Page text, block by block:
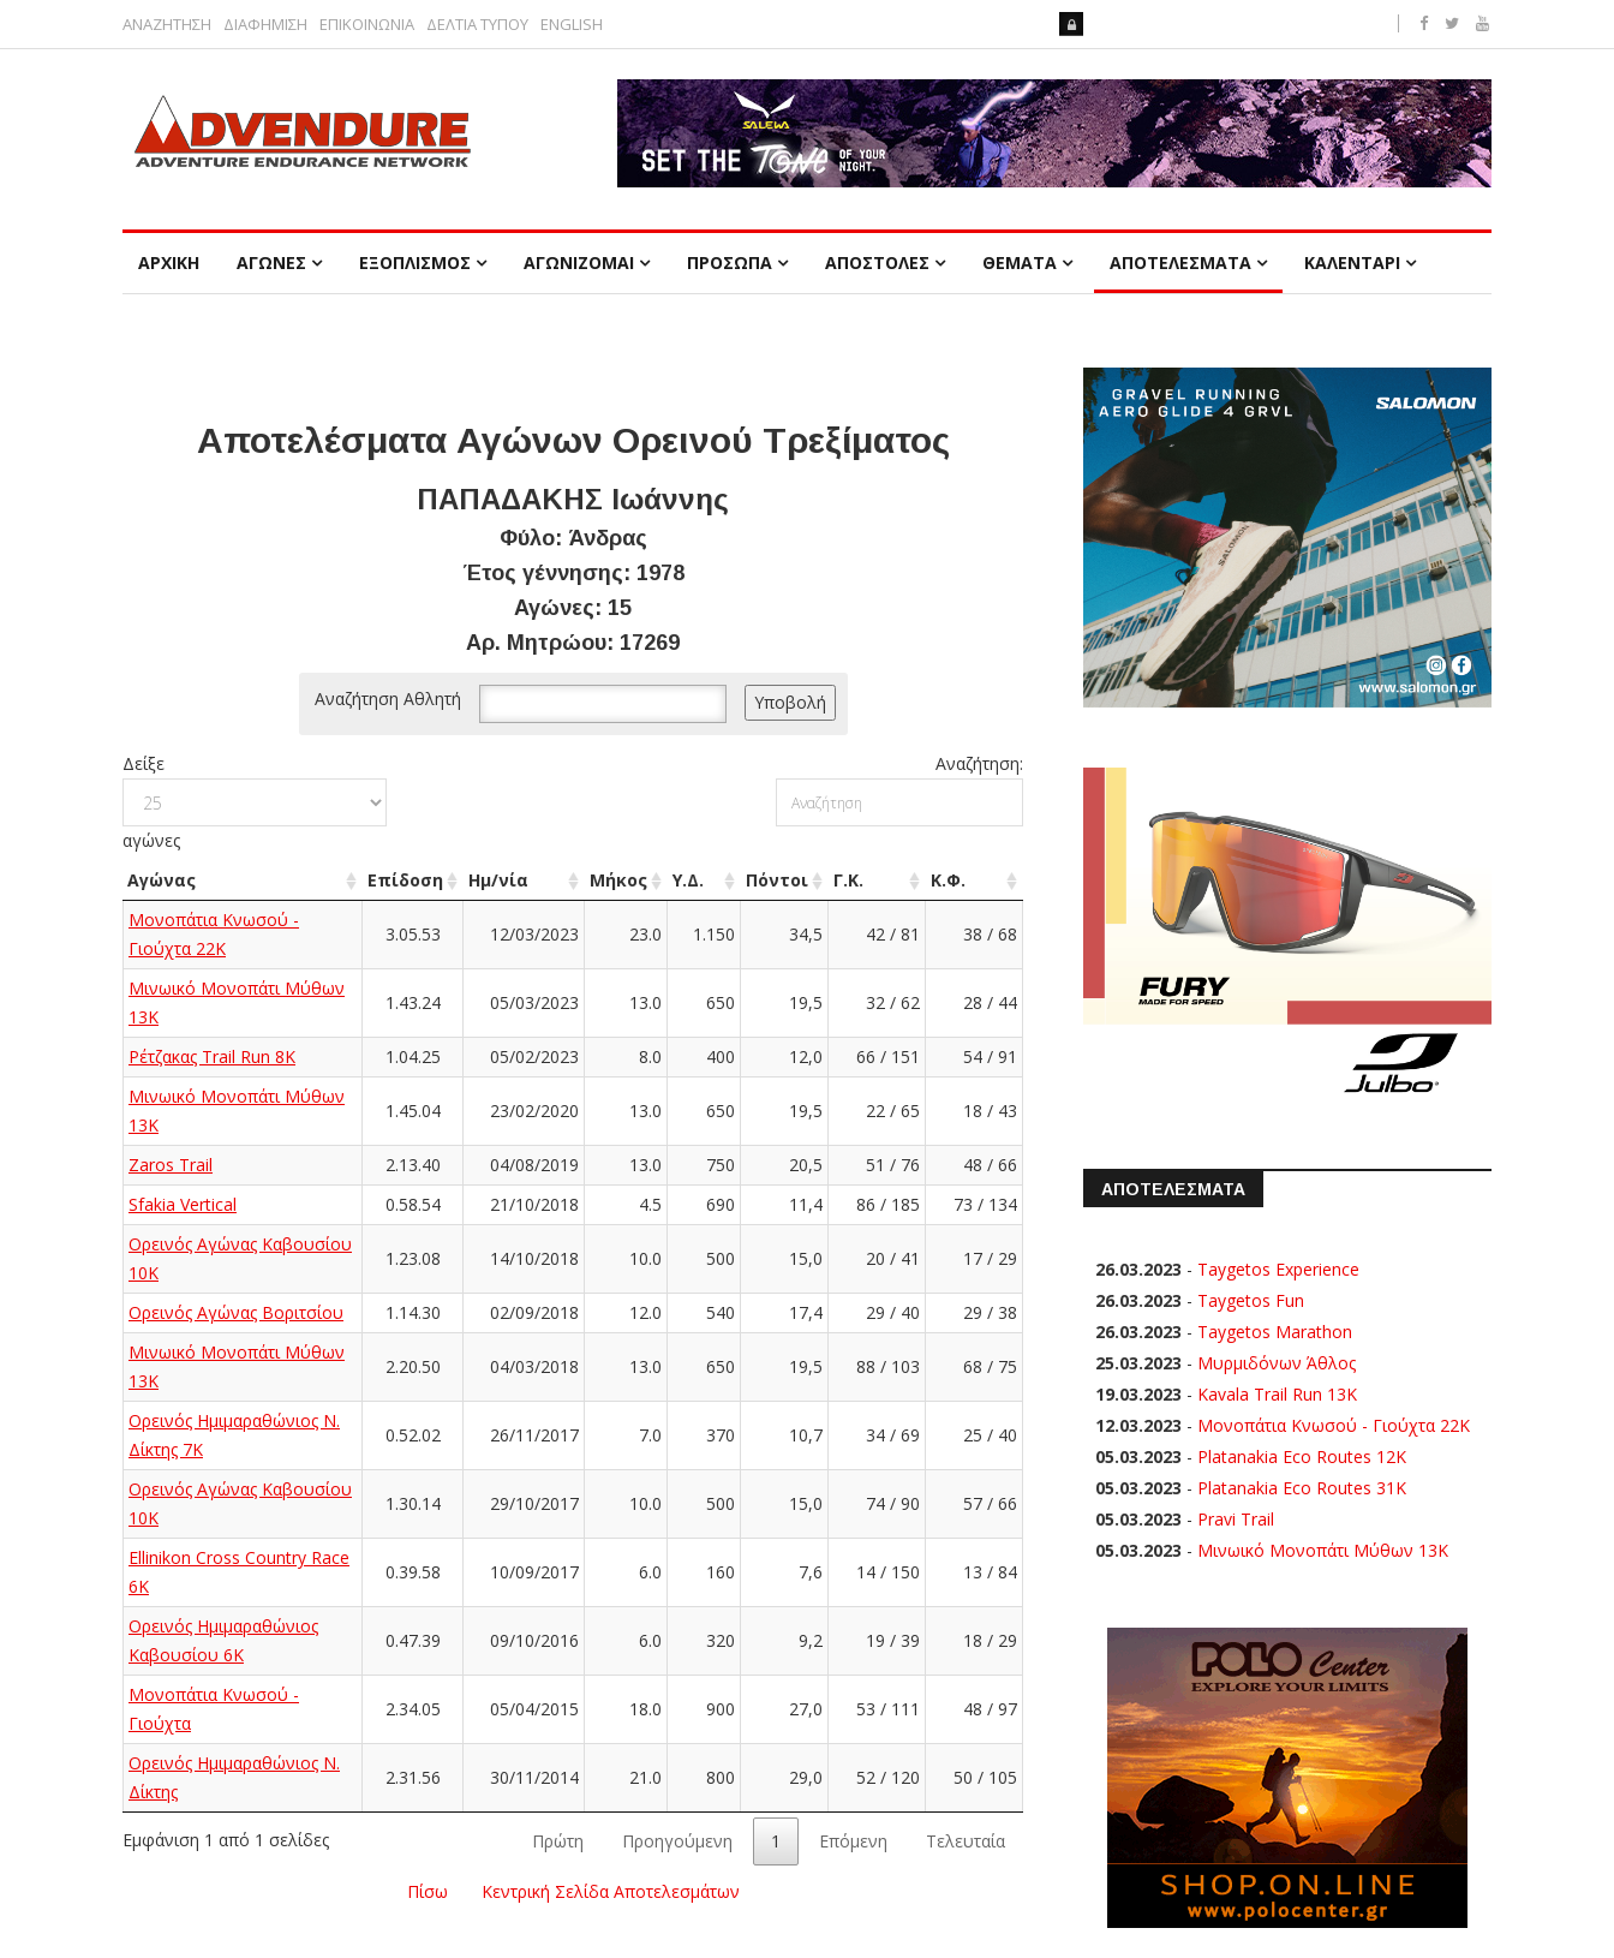
ΑΝΑΖΗΤΗΣΗ ΔΙΑΦΗΜΙΣΗ ΕΠΙΚΟΙΝΩΝΙΑ ΔΕΛΤΙΑ ΤΥΠΟΥ ENGLISH
ΑΡΧΙΚΗ ΑΓΩΝΕΣ ΕΞΟΠΛΙΣΜΟΣ ΑΓΩΝΙΖΟΜΑΙ ΠΡΟΣΩΠΑ ΑΠΟΣΤΟΛΕΣ ΘΕΜΑΤΑ ΑΠΟΤΕΛΕΣΜΑΤΑ ΚΑΛΕΝΤΑΡΙ
Αποτελέσματα Αγώνων Ορεινού Τρεξίματος
ΠΑΠΑΔΑΚΗΣ Ιωάννης
Φύλο: Άνδρας
Έτος γέννησης: 1978
Αγώνες: 15
Αρ. Μητρώου: 17269
Αναζήτηση Αθλητή
Δείξε
αγώνες
Αναζήτηση:
Αγώνας Επίδοση Ημ/νία Μήκος Υ.Δ. Πόντοι Γ.Κ.
Κ.Φ.
Μονοπάτια Κνωσού -
Γιούχτα 22Κ
3.05.53 12/03/2023 23.0 1.150 34,5 42 / 81 38 / 68
Μινωικό Μονοπάτι Μύθων
13Κ
1.43.24 05/03/2023 13.0 650 19,5 32 / 62 28 / 44
Ρέτζακας Trail Run 8K 1.04.25 05/02/2023 8.0 400 12,0 66 / 151
54 / 91
Μινωικό Μονοπάτι Μύθων
13Κ
1.45.04 23/02/2020 13.0 650 19,5 22 / 65 18 / 43
Zaros Trail 2.13.40 04/08/2019 13.0 750 20,5 51 / 76
48 / 66
Sfakia Vertical
0.58.54 21/10/2018 4.5 690 11,4 86 / 185
73 / 134
Ορεινός Αγώνας Καβουσίου
10Κ
1.23.08 14/10/2018 10.0 500 15,0 20 / 41 17 / 29
Ορεινός Αγώνας Βοριτσίου 1.14.30 02/09/2018 12.0 540 17,4 29 / 40
29 / 38
Μινωικό Μονοπάτι Μύθων
13Κ
2.20.50 04/03/2018 13.0 650 19,5 88 / 103 68 / 75
Ορεινός Ημιμαραθώνιος Ν.
Δίκτης 7K
0.52.02 26/11/2017 7.0 370 10,7 34 / 69 25 / 40
Ορεινός Αγώνας Καβουσίου
10Κ
1.30.14 29/10/2017 10.0 500 15,0 74 / 90 57 / 66
Ellinikon Cross Country Race
6K
0.39.58 10/09/2017 6.0 160 7,6 14 / 150 13 / 84
Ορεινός Ημιμαραθώνιος
Καβουσίου 6K
0.47.39 09/10/2016 6.0 320 9,2 19 / 39 18 / 29
Μονοπάτια Κνωσού -
Γιούχτα
2.34.05 05/04/2015 18.0 900 27,0 53 / 111 48 / 97
Ορεινός Ημιμαραθώνιος Ν.
Δίκτης
2.31.56 30/11/2014 21.0 800 29,0 52 / 120 50 / 105
Εμφάνιση 1 από 1 σελίδες Πρώτη Προηγούμενη 1 Επόμενη Τελευταία
Πίσω Κεντρική Σελίδα Αποτελεσμάτων
ΑΠΟΤΕΛΕΣΜΑΤΑ
26.03.2023 - Taygetos Experience
26.03.2023 - Taygetos Fun
26.03.2023 - Taygetos Marathon
25.03.2023 - Μυρμιδόνων Άθλος
19.03.2023 - Kavala Trail Run 13K
12.03.2023 - Μονοπάτια Κνωσού - Γιούχτα 22Κ
05.03.2023 - Platanakia Eco Routes 12K
05.03.2023 - Platanakia Eco Routes 31K
05.03.2023 - Pravi Trail
05.03.2023 - Μινωικό Μονοπάτι Μύθων 13Κ